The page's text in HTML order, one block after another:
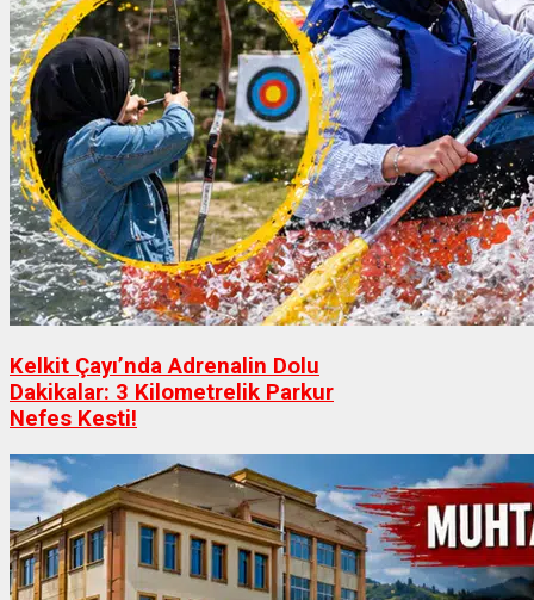
Kelkit Çayı’nda Adrenalin Dolu
Dakikalar: 3 Kilometrelik Parkur
Nefes Kesti!